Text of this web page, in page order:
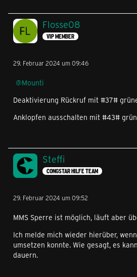
Flosse08
VIP MEMBER
29. Februar 2024 um 09:46
Mounti
Deaktivierung Rückruf mit #37#
Anklopfen ausschalten mit #43#
Steffi
CONGSTAR HILFE TEAM
29. Februar 2024 um 09:52
MMS Sperre ist möglich, läuft aber
Ich melde mich wieder hierüber,
umsetzen konnte. Wie gesagt, es
dauern.